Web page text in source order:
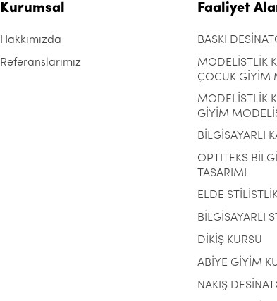
Kurumsal
Hakkımızda
Referanslarımız
Faaliyet
BASKI
MODELİSTLİK
ÇOCUK GİYİM
MODELİSTLİK
GİYİM
BİLGİSAYARLI
OPTITEKS
TASARIMI
ELDE
BİLGİSAYARLI
DİKİŞ KURSU
ABİYE GİYİM
NAKIŞ